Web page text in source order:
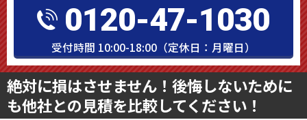
0120-47-1030
受付時間 10:00-18:00（定休日：月曜日）
絶対に損はさせません！後悔しないために
も他社との見積を比較してください！